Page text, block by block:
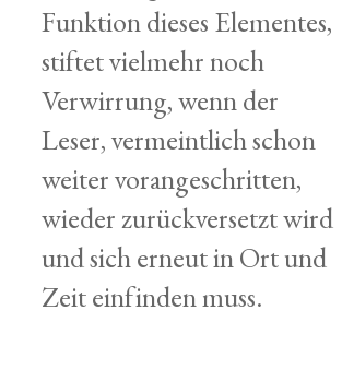
Funktion dieses Elementes,
stiftet vielmehr noch
Verwirrung, wenn der
Leser, vermeintlich schon
weiter vorangeschritten,
wieder zurückversetzt wird
und sich erneut in Ort und
Zeit einfinden muss.